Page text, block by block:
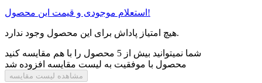
استعلام موجودی و قیمت این محصول!
هیچ امتیاز پاداش برای این محصول وجود ندارد.
شما نمیتوانید بیش از 5 محصول را با هم مقایسه کنید
محصول با موفقیت به لیست مقایسه افزوده شد
مشاهده لیست مقایسه